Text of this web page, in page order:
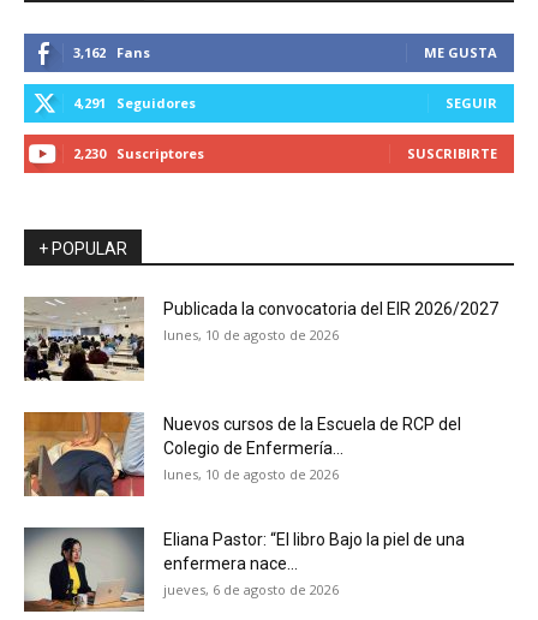
3,162 Fans ME GUSTA
4,291 Seguidores SEGUIR
2,230 Suscriptores SUSCRIBIRTE
+ POPULAR
Publicada la convocatoria del EIR 2026/2027
lunes, 10 de agosto de 2026
Nuevos cursos de la Escuela de RCP del
Colegio de Enfermería...
lunes, 10 de agosto de 2026
Eliana Pastor: “El libro Bajo la piel de una
enfermera nace...
jueves, 6 de agosto de 2026